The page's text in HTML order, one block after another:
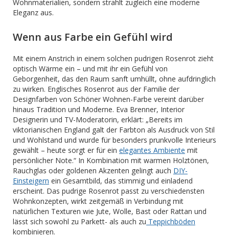
Wohnmaterialien, sondern strahlt zugleich eine moderne
Eleganz aus.
Wenn aus Farbe ein Gefühl wird
Mit einem Anstrich in einem solchen pudrigen Rosenrot zieht
optisch Wärme ein – und mit ihr ein Gefühl von
Geborgenheit, das den Raum sanft umhüllt, ohne aufdringlich
zu wirken. Englisches Rosenrot aus der Familie der
Designfarben von Schöner Wohnen-Farbe vereint darüber
hinaus Tradition und Moderne. Eva Brenner, Interior
Designerin und TV-Moderatorin, erklärt: „Bereits im
viktorianischen England galt der Farbton als Ausdruck von Stil
und Wohlstand und wurde für besonders prunkvolle Interieurs
gewählt – heute sorgt er für ein elegantes Ambiente mit
persönlicher Note.“ In Kombination mit warmen Holztönen,
Rauchglas oder goldenen Akzenten gelingt auch DIY-
Einsteigern ein Gesamtbild, das stimmig und einladend
erscheint. Das pudrige Rosenrot passt zu verschiedensten
Wohnkonzepten, wirkt zeitgemäß in Verbindung mit
natürlichen Texturen wie Jute, Wolle, Bast oder Rattan und
lässt sich sowohl zu Parkett- als auch zu Teppichböden
kombinieren.